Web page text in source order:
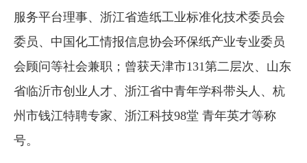
服务平台理事、浙江省造纸工业标准化技术委员会
委员、中国化工情报信息协会环保纸产业专业委员
会顾问等社会兼职；曾获天津市131第二层次、山东
省临沂市创业人才、浙江省中青年学科带头人、杭
州市钱江特聘专家、浙江科技98堂 青年英才等称
号。